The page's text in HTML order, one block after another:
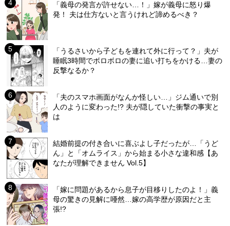
「義母の発言が許せない…！」嫁が義母に怒り爆
発！ 夫は仕方ないと言うけれど諦めるべき？
「うるさいから子どもを連れて外に行って？」夫が
睡眠3時間でボロボロの妻に追い打ちをかける…妻の
反撃なるか？
「夫のスマホ画面がなんか怪しい…」ジム通いで別
人のように変わった!? 夫が隠していた衝撃の事実と
は
結婚前提の付き合いに喜ぶよし子だったが…「うど
ん」と「オムライス」から始まる小さな違和感【あ
なたが理解できません Vol.5】
「嫁に問題があるから息子が目移りしたのよ！」義
母の驚きの見解に唖然…嫁の高学歴が原因だと主
張!?